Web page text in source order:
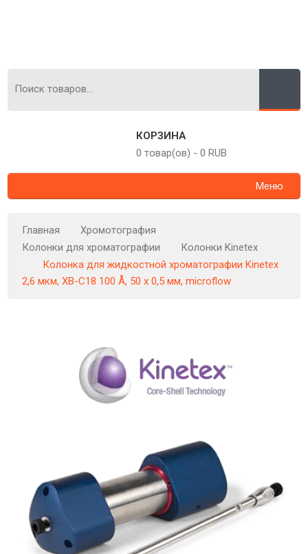
КОРЗИНА
0 товар(ов) - 0 RUB
Меню
Главная
Хромотография
Колонки для хроматографии
Колонки Kinetex
Колонка для жидкостной хроматографии Kinetex
2,6 мкм, XB-C18 100 Å, 50 x 0,5 мм, microflow